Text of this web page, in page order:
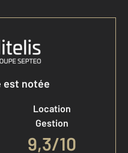
est notée
Location
Gestion
9,3/10